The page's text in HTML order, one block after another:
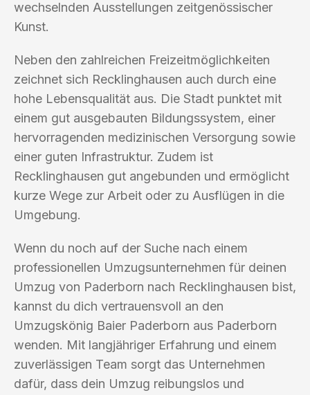
wechselnden Ausstellungen zeitgenössischer
Kunst.
Neben den zahlreichen Freizeitmöglichkeiten
zeichnet sich Recklinghausen auch durch eine
hohe Lebensqualität aus. Die Stadt punktet mit
einem gut ausgebauten Bildungssystem, einer
hervorragenden medizinischen Versorgung sowie
einer guten Infrastruktur. Zudem ist
Recklinghausen gut angebunden und ermöglicht
kurze Wege zur Arbeit oder zu Ausflügen in die
Umgebung.
Wenn du noch auf der Suche nach einem
professionellen Umzugsunternehmen für deinen
Umzug von Paderborn nach Recklinghausen bist,
kannst du dich vertrauensvoll an den
Umzugskönig Baier Paderborn aus Paderborn
wenden. Mit langjähriger Erfahrung und einem
zuverlässigen Team sorgt das Unternehmen
dafür, dass dein Umzug reibungslos und